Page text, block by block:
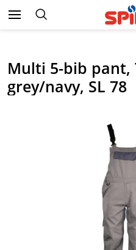
Multi 5-bib pant,
grey/navy, SL 78